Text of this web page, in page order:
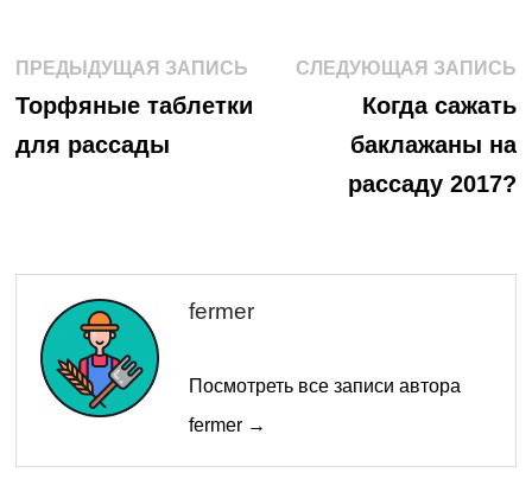
Навигация
по
записям
ПРЕДЫДУЩАЯ ЗАПИСЬПредыдущая
запись:
Торфяные таблетки
для рассады
СЛЕДУЮЩАЯ ЗАПИСЬ
Когда сажать
баклажаны на
рассаду 2017?
fermer
Посмотреть все записи автора
fermer →